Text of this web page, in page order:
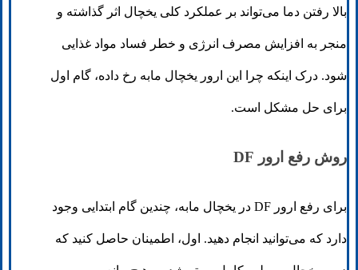
بالا رفتن دما می‌تواند بر عملکرد کلی یخچال اثر گذاشته و
منجر به افزایش مصرف انرژی و خطر فساد مواد غذایی
شود. درک اینکه چرا این ارور یخچال مابه رخ داده، گام اول
برای حل مشکل است.
روش رفع ارور DF
برای رفع ارور DF در یخچال مابه، چندین گام ابتدایی وجود
دارد که می‌توانید انجام دهید. اول، اطمینان حاصل کنید که